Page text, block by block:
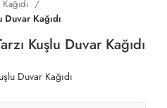
Duvar Kağıdı
Kuşlu Duvar Kağıdı